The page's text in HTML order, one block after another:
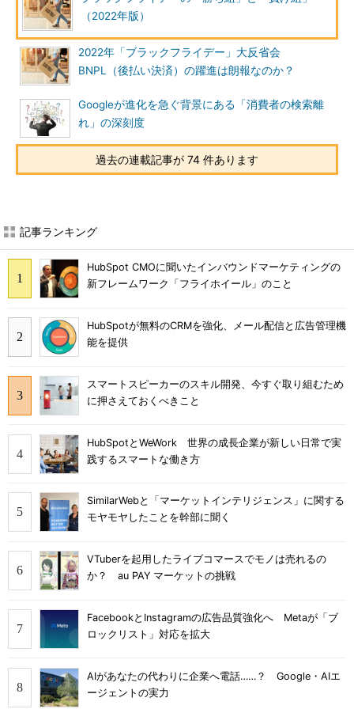
（2022年版）
2022年「ブラックフライデー」大反省会
BNPL（後払い決済）の躍進は朗報なのか？
Googleが進化を急ぐ背景にある「消費者の検索離
れ」の深刻度
過去の連載記事が 74 件あります
記事ランキング
HubSpot CMOに聞いたインバウンドマーケティングの
新フレームワーク「フライホイール」のこと
HubSpotが無料のCRMを強化、メール配信と広告管理機
能を提供
スマートスピーカーのスキル開発、今すぐ取り組むため
に押さえておくべきこと
HubSpotとWeWork 世界の成長企業が新しい日常で実
践するスマートな働き方
SimilarWebと「マーケットインテリジェンス」に関する
モヤモヤしたことを幹部に聞く
VTuberを起用したライブコマースでモノは売れるの
か？ au PAY マーケットの挑戦
FacebookとInstagramの広告品質強化へ Metaが「ブ
ロックリスト」対応を拡大
AIがあなたの代わりに企業へ電話……？ Google・AIエ
ージェントの実力